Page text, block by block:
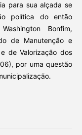
para sua alçada se
política do então
Bonfim,
de Manutenção e
de Valorização dos
por uma questão